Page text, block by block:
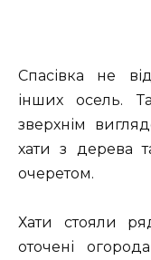
Спасівка не
інших осель.
зверхнім
хати з дерева
очеретом.
Хати стояли
оточені